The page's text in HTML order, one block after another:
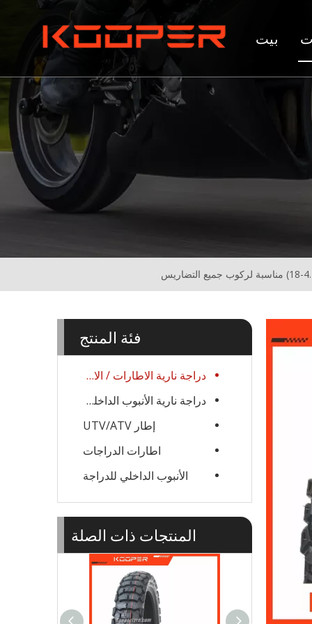
بيت
فئة المنتج
دراجة نارية الاطارات / الاطارات
دراجة نارية الأنبوب الداخلي الطبيعي
إطار UTV/ATV
اطارات الدراجات
الأنبوب الداخلي للدراجة
المنتجات ذات الصلة